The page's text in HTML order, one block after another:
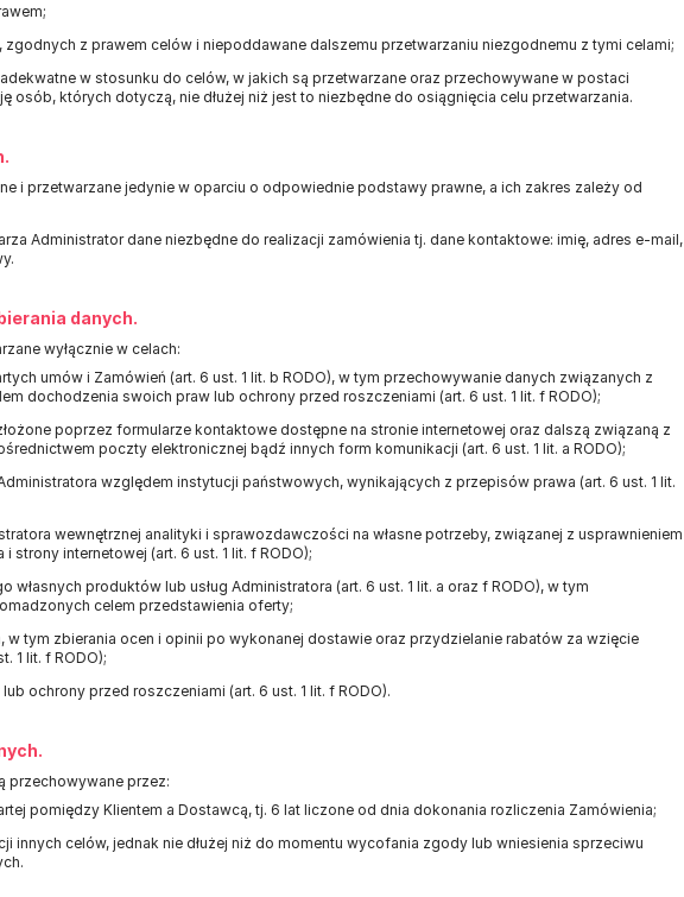
zgodnych z prawem celów i niepoddawane dalszemu przetwarzaniu niezgodnemu z tymi celami;
w stosunku do celów, w jakich są przetwarzane oraz przechowywane w postaci
osób, których dotyczą, nie dłużej niż jest to niezbędne do osiągnięcia celu przetwarzania.
i przetwarzane jedynie w oparciu o odpowiednie podstawy prawne, a ich zakres zależy od
Administrator dane niezbędne do realizacji zamówienia tj. dane kontaktowe: imię, adres e-mail,
danych.
wyłącznie w celach:
umów i Zamówień (art. 6 ust. 1 lit. b RODO), w tym przechowywanie danych związanych z
dochodzenia swoich praw lub ochrony przed roszczeniami (art. 6 ust. 1 lit. f RODO);
poprzez formularze kontaktowe dostępne na stronie internetowej oraz dalszą związaną z
poczty elektronicznej bądź innych form komunikacji (art. 6 ust. 1 lit. a RODO);
względem instytucji państwowych, wynikających z przepisów prawa (art. 6 ust. 1 lit.
wewnętrznej analityki i sprawozdawczości na własne potrzeby, związanej z usprawnieniem
strony internetowej (art. 6 ust. 1 lit. f RODO);
własnych produktów lub usług Administratora (art. 6 ust. 1 lit. a oraz f RODO), w tym
celem przedstawienia oferty;
w tym zbierania ocen i opinii po wykonanej dostawie oraz przydzielanie rabatów za wzięcie
1 lit. f RODO);
ochrony przed roszczeniami (art. 6 ust. 1 lit. f RODO).
przechowywane przez:
pomiędzy Klientem a Dostawcą, tj. 6 lat liczone od dnia dokonania rozliczenia Zamówienia;
innych celów, jednak nie dłużej niż do momentu wycofania zgody lub wniesienia sprzeciwu